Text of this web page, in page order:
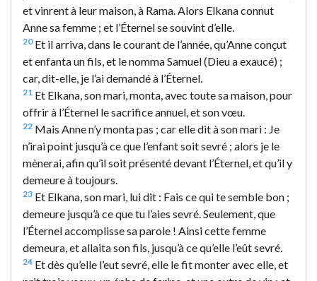
et vinrent à leur maison, à Rama. Alors Elkana connut
Anne sa femme ; et l’Éternel se souvint d’elle.
20Et il arriva, dans le courant de l’année, qu’Anne conçut
et enfanta un fils, et le nomma Samuel (Dieu a exaucé) ;
car, dit-elle, je l’ai demandé à l’Éternel.
21 Et Elkana, son mari, monta, avec toute sa maison, pour
offrir à l’Éternel le sacrifice annuel, et son vœu.
22 Mais Anne n’y monta pas ; car elle dit à son mari : Je
n’irai point jusqu’à ce que l’enfant soit sevré ; alors je le
mènerai, afin qu’il soit présenté devant l’Éternel, et qu’il y
demeure à toujours.
23 Et Elkana, son mari, lui dit : Fais ce qui te semble bon ;
demeure jusqu’à ce que tu l’aies sevré. Seulement, que
l’Éternel accomplisse sa parole ! Ainsi cette femme
demeura, et allaita son fils, jusqu’à ce qu’elle l’eût sevré.
24 Et dès qu’elle l’eut sevré, elle le fit monter avec elle, et